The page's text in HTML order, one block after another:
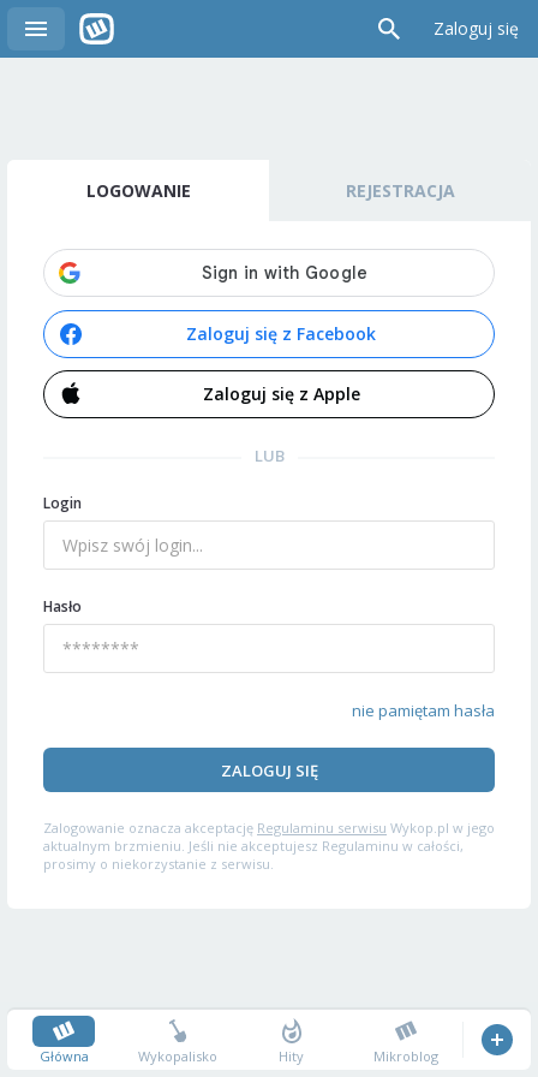
Zaloguj się
LOGOWANIE REJESTRACJA
Zaloguj się z Facebook
Zaloguj się z Apple
LUB
Login
Hasło
nie pamiętam hasła
ZALOGUJ SIĘ
Zalogowanie oznacza akceptację Regulaminu serwisu Wykop.pl w jego
aktualnym brzmieniu. Jeśli nie akceptujesz Regulaminu w całości,
prosimy o niekorzystanie z serwisu.
Główna Wykopalisko Hity Mikroblog